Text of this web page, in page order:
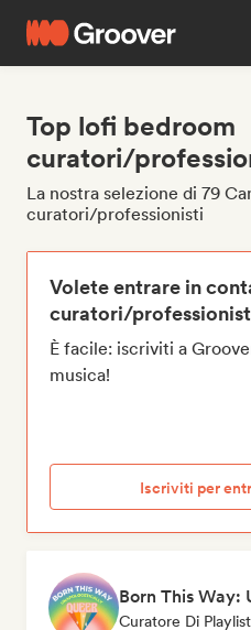
Top lofi bedroom
curatori/
La nostra selezione di 79
curatori/professionisti
Volete entrare in
curatori/
È facile: iscriviti a
musica!
Iscriviti per
Born This Way:
Curatore Di Playlist